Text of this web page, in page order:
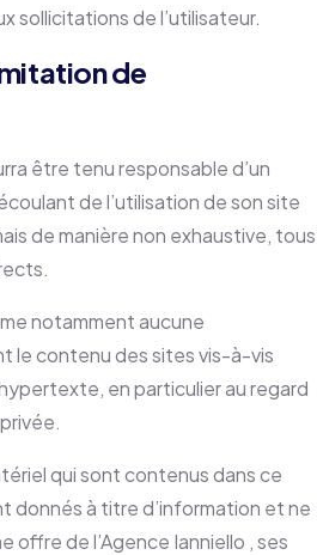
sollicitations de l’utilisateur.
de
être tenu responsable d’un
de l’utilisation de son site
de manière non exhaustive, tous
notamment aucune
le contenu des sites vis-à-vis
en particulier au regard
qui sont contenus dans ce
donnés à titre d’information et ne
de l’Agence Ianniello , ses